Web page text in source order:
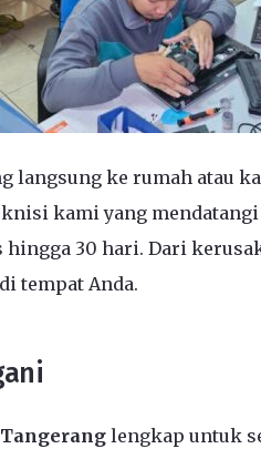
langsung ke rumah atau
kami yang
30 hari. Dari
tempat Anda.
lengkap untuk